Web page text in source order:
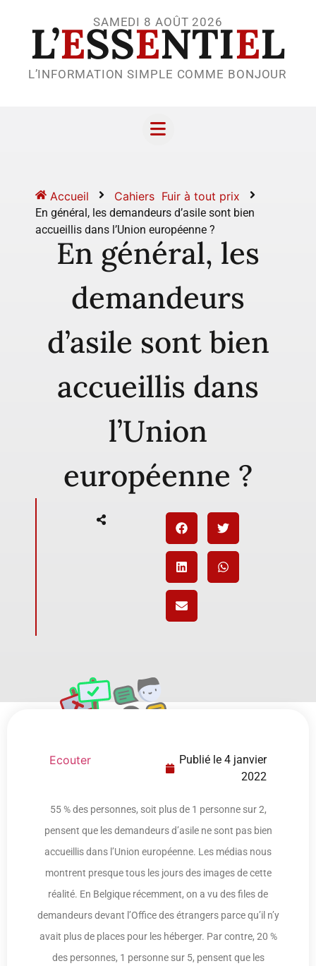
SAMEDI 8 AOÛT 2026
L’ESSENTIEL
L’INFORMATION SIMPLE COMME BONJOUR
Accueil Cahiers Fuir à tout prix
En général, les demandeurs d’asile sont bien
accueillis dans l’Union européenne ?
En général, les
demandeurs
d’asile sont bien
accueillis dans
l’Union
européenne ?
Ecouter Publié le 4 janvier
2022
55 % des personnes, soit plus de 1 personne sur 2,
pensent que les demandeurs d’asile ne sont pas bien
accueillis dans l’Union européenne. Les médias nous
montrent presque tous les jours des images de cette
réalité. En Belgique récemment, on a vu des files de
demandeurs devant l’Office des étrangers parce qu’il n’y
avait plus de places pour les héberger. Par contre, 20 %
des personnes, 1 personne sur 5, pensent que les